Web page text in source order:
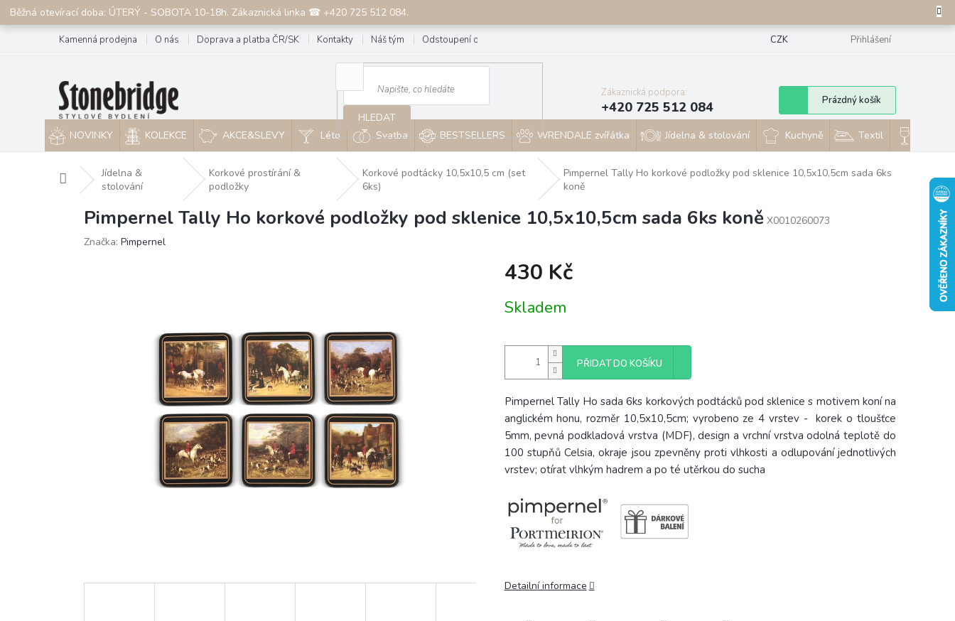
PřejítBěžná otevírací doba: ÚTERÝ - SOBOTA 10-18h. Zákaznická linka ☎ +420 725 512 084.
Kamenná prodejna O nás Doprava a platba ČR/SK Kontakty Náš tým Odstoupení od smlouvy CZK Přihlášení
HLEDAT
Zákaznická podpora:
+420 725 512 084
Nákupní
košík
Prázdný košík
NOVINKY KOLEKCE AKCE&SLEVY Léto Svatba BESTSELLERS WRENDALE zvířátka Jídelna & stolování Kuchyně Textil
Domů Jídelna &
stolování
Korkové prostírání &
podložky
Korkové podtácky 10,5x10,5 cm (set
6ks)
Pimpernel Tally Ho korkové podložky pod sklenice 10,5x10,5cm sada 6ks
koně
Pimpernel Tally Ho korkové podložky pod sklenice 10,5x10,5cm sada 6ks koně X0010260073
Značka: Pimpernel
430 Kč
cena:
Skladem
PŘIDAT DO KOŠÍKU
Pimpernel Tally Ho sada 6ks korkových podtácků pod sklenice s motivem koní na
anglickém honu, rozměr 10,5x10,5cm; vyrobeno ze 4 vrstev - korek o tloušťce
5mm, pevná podkladová vrstva (MDF), design a vrchní vrstva odolná teplotě do
100 stupňů Celsia, okraje jsou zpevněny proti vlhkosti a odlupování jednotlivých
vrstev; otírat vlhkým hadrem a po té utěrkou do sucha
Detailní informace